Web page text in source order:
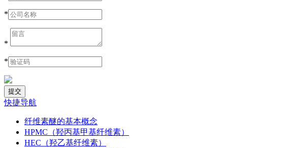
*
*
*
快捷导航
纤维素醚的基本概念
HPMC（羟丙基甲基纤维素）
HEC（羟乙基纤维素）